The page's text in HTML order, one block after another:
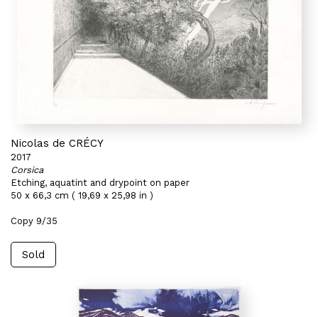
Nicolas de CRÉCY
2017
Corsica
Etching, aquatint and drypoint on paper
50 x 66,3 cm ( 19,69 x 25,98 in )
Copy 9/35
Sold